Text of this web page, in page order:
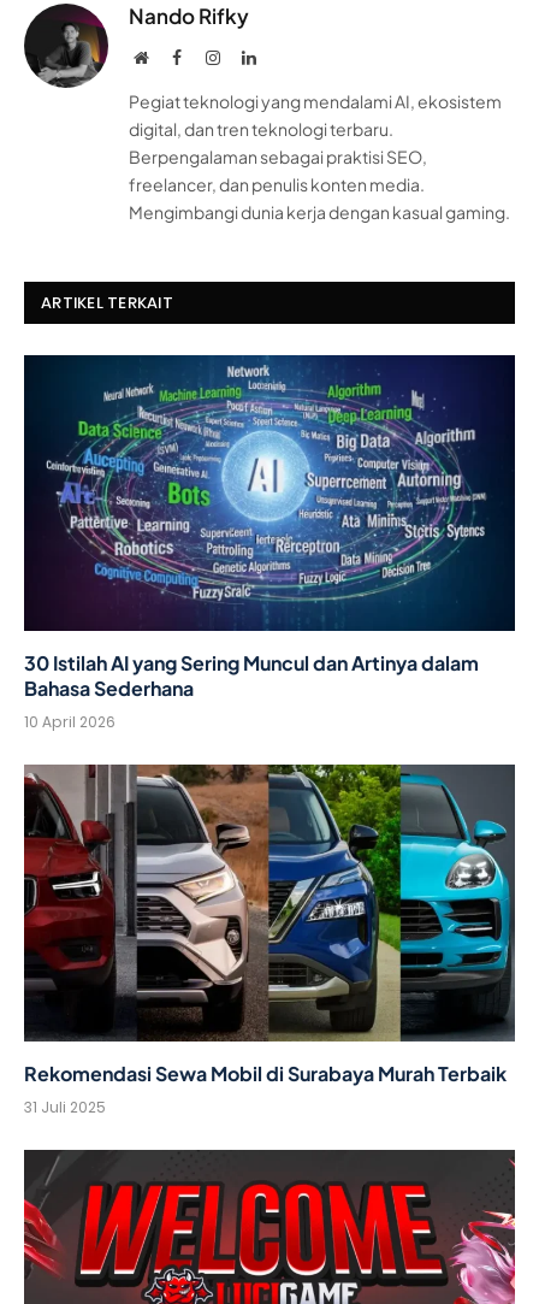
Nando Rifky
WebsiteFacebookInstagramLinkedIn
Pegiat teknologi yang mendalami AI, ekosistem
digital, dan tren teknologi terbaru.
Berpengalaman sebagai praktisi SEO,
freelancer, dan penulis konten media.
Mengimbangi dunia kerja dengan kasual gaming.
ARTIKEL TERKAIT
30 Istilah AI yang Sering Muncul dan Artinya dalam
Bahasa Sederhana
10 April 2026
Rekomendasi Sewa Mobil di Surabaya Murah Terbaik
31 Juli 2025